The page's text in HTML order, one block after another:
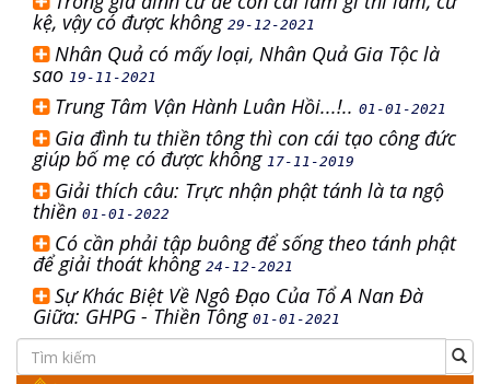
kệ, vậy có được không 29-12-2021
Nhân Quả có mấy loại, Nhân Quả Gia Tộc là
sao 19-11-2021
Trung Tâm Vận Hành Luân Hồi...!.. 01-01-2021
Gia đình tu thiền tông thì con cái tạo công đức
giúp bố mẹ có được không 17-11-2019
Giải thích câu: Trực nhận phật tánh là ta ngộ
thiền 01-01-2022
Có cần phải tập buông để sống theo tánh phật
để giải thoát không 24-12-2021
Sự Khác Biệt Về Ngô Đạo Của Tổ A Nan Đà
Giữa: GHPG - Thiền Tông 01-01-2021